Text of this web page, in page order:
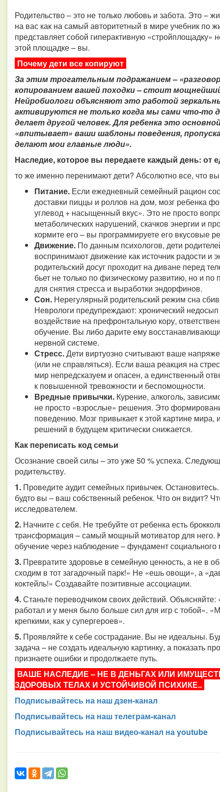
Родительство – это не только любовь и забота. Это –
на вас как на самый авторитетный в мире учебник по
представляет собой гиперактивную
этой площадке – вы.
Почему дети все копируют
За этим трогательным подражанием –
копированием вашей походки – стоит
Нейробиологи объясняют это работой
активируются не только когда мы сами что-то
делает другой человек. Для ребенка это
«впитывает» ваши шаблоны поведения,
делают мои главные люди».
Наследие, которое вы передаете каждый день: от
то же именно перенимают дети? Абсолютно все, что
Питание. Если ежедневный семейный рацион
доставки пиццы и роллов на дом, мозг ребенка
углевод + насыщенный вкус». Это не просто
метаболических нарушений, скачков энергии и
кормите его – вы программируете его вкусовые
Движение. По данным психологов, дети
воспринимают движение как источник радости и
родительский досуг проходит на диване перед
бьет не только по физическому развитию, но и
для снятия стресса и выработки эндорфинов.
Сон. Нерегулярный родительский режим сна
Неврологи предупреждают: хронический
воздействие на префронтальную кору,
обучение. Вы либо дарите ему
нервной системе.
Стресс.Дети виртуозно считывают ваше
(или не справляться). Если ваша реакция на
мир непредсказуем и опасен, а единственный
к повышенной тревожности и беспомощности.
Вредные привычки. Курение, алкоголь,
не просто «взрослые» решения. Это
поведению. Мозг привыкает к этой картине
решений в будущем критически снижается.
Как переписать код семьи
Осознание своей силы – это уже 50 % успеха.
родительству.
1. Проведите аудит семейных привычек.
будто вы – ваш собственный ребенок. Что он видит?
исследователем.
2. Начните с себя. Не требуйте от ребенка есть
трансформация – самый мощный мотиватор для него.
обучение через наблюдение – фундамент социального
3. Превратите здоровье в семейную ценность, а не в
сходим в тот загадочный парк!» Не «ешь овощи», а
коктейль!» Создавайте позитивные ассоциации.
4.Станьте переводчиком своих действий.
работал и у меня было больше сил для игр с тобой».
крепкими, как у супергероев».
5. Проявляйте к себе сострадание. Вы не идеальны.
задача – не создать идеальную картинку, а показать
признаете ошибки и продолжаете путь.
ВАШЕ НАСЛЕДИЕ – НЕ В ДЕНЬГАХ ИЛИ
ЗДОРОВЫХ ТЕЛАХ И УСТОЙЧИВОЙ ПСИХИКЕ..
Подписывайтесь на наш дзен-канал
Подписывайтесь на наш телеграм-канал
Подписывайтесь на наш видео-канал на youtube